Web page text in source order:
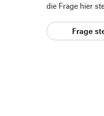
die Frage hier
Frage